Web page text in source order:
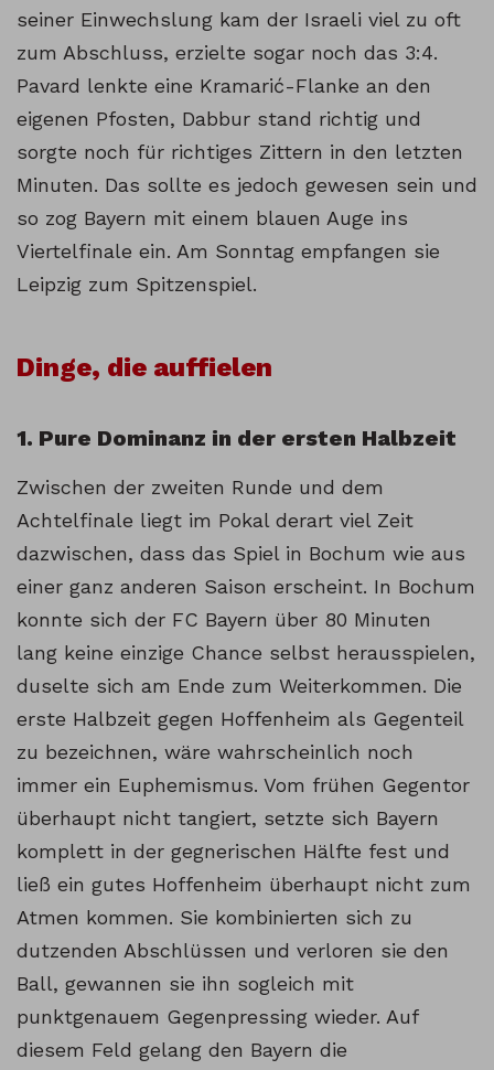
seiner Einwechslung kam der Israeli viel zu oft
zum Abschluss, erzielte sogar noch das 3:4.
Pavard lenkte eine Kramarić-Flanke an den
eigenen Pfosten, Dabbur stand richtig und
sorgte noch für richtiges Zittern in den letzten
Minuten. Das sollte es jedoch gewesen sein und
so zog Bayern mit einem blauen Auge ins
Viertelfinale ein. Am Sonntag empfangen sie
Leipzig zum Spitzenspiel.
Dinge, die auffielen
1. Pure Dominanz in der ersten Halbzeit
Zwischen der zweiten Runde und dem
Achtelfinale liegt im Pokal derart viel Zeit
dazwischen, dass das Spiel in Bochum wie aus
einer ganz anderen Saison erscheint. In Bochum
konnte sich der FC Bayern über 80 Minuten
lang keine einzige Chance selbst herausspielen,
duselte sich am Ende zum Weiterkommen. Die
erste Halbzeit gegen Hoffenheim als Gegenteil
zu bezeichnen, wäre wahrscheinlich noch
immer ein Euphemismus. Vom frühen Gegentor
überhaupt nicht tangiert, setzte sich Bayern
komplett in der gegnerischen Hälfte fest und
ließ ein gutes Hoffenheim überhaupt nicht zum
Atmen kommen. Sie kombinierten sich zu
dutzenden Abschlüssen und verloren sie den
Ball, gewannen sie ihn sogleich mit
punktgenauem Gegenpressing wieder. Auf
diesem Feld gelang den Bayern die